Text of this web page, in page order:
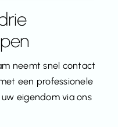
neemt snel contact
een professionele
eigendom via ons